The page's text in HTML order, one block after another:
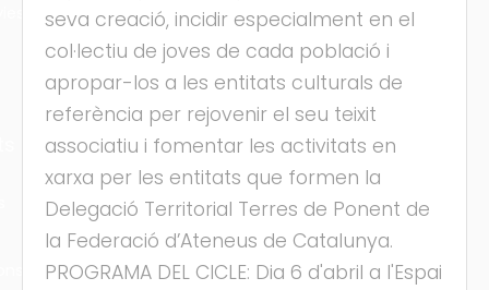
seva creació, incidir especialment en el
col·lectiu de joves de cada població i
apropar-los a les entitats culturals de
referència per rejovenir el seu teixit
associatiu i fomentar les activitats en
xarxa per les entitats que formen la
Delegació Territorial Terres de Ponent de
la Federació d’Ateneus de Catalunya.
PROGRAMA DEL CICLE: Dia 6 d'abril a l'Espai